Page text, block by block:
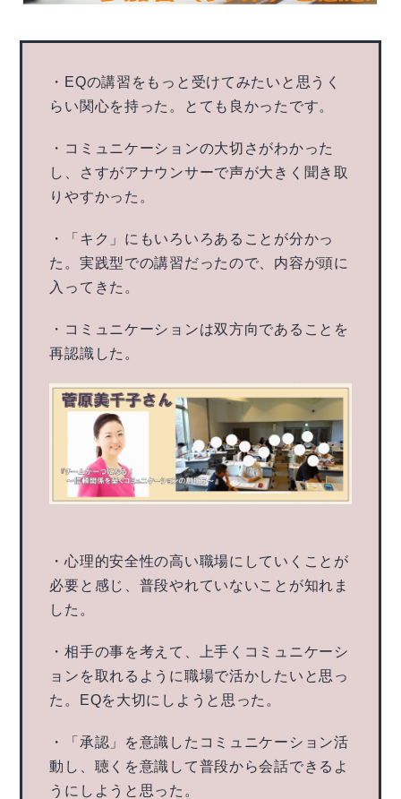
・EQの講習をもっと受けてみたいと思うく
らい関心を持った。とても良かったです。
・コミュニケーションの大切さがわかった
し、さすがアナウンサーで声が大きく聞き取
りやすかった。
・「キク」にもいろいろあることが分かっ
た。実践型での講習だったので、内容が頭に
入ってきた。
・コミュニケーションは双方向であることを
再認識した。
・心理的安全性の高い職場にしていくことが
必要と感じ、普段やれていないことが知れま
した。
・相手の事を考えて、上手くコミュニケーシ
ョンを取れるように職場で活かしたいと思っ
た。EQを大切にしようと思った。
・「承認」を意識したコミュニケーション活
動し、聴くを意識して普段から会話できるよ
うにしようと思った。